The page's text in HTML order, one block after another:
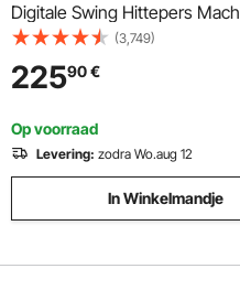
Digitale Swing Hittepers
38 cm Warmte Persmachine
Printer Nauwkeurig Digitaal
Patronen Kunnen Worden
op T-shirts/Petten
(3,749)
22590€
Op voorraad
Levering: zodra Wo.aug 12
In Winkelmandje